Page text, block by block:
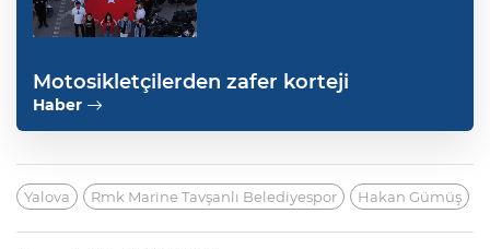
Motosikletçilerden zafer korteji
Haber
Yalova Rmk Marine Tavşanlı Belediyespor Hakan Gümüş